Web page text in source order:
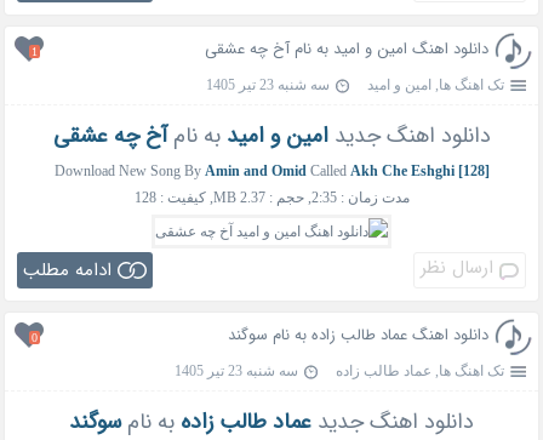
دانلود اهنگ امین و امید به نام آخ چه عشقی 1
تک اهنگ ها, امین و امید سه شنبه 23 تیر 1405
دانلود اهنگ جدید امین و امید به نامآخ چه عشقی
Download New Song By Amin and OmidCalled Akh Che Eshghi [128]
مدت زمان : 2:35, حجم : 2.37 MB, کیفیت : 128
ارسال نظر ادامه مطلب
دانلود اهنگ عماد طالب زاده به نام سوگند 0
تک اهنگ ها, عماد طالب زاده سه شنبه 23 تیر 1405
دانلود اهنگ جدید عماد طالب زاده به نامسوگند